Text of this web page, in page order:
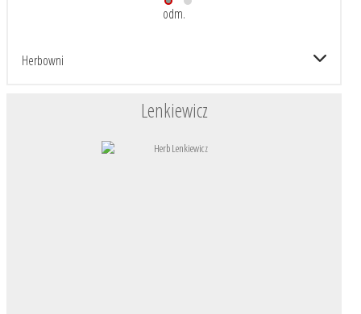
odm.
Herbowni
Lenkiewicz